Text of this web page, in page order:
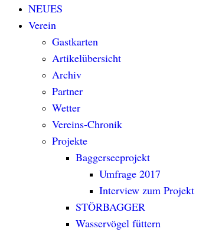
NEUES
Verein
Gastkarten
Artikelübersicht
Archiv
Partner
Wetter
Vereins-Chronik
Projekte
Baggerseeprojekt
Umfrage 2017
Interview zum Projekt
STÖRBAGGER
Wasservögel füttern